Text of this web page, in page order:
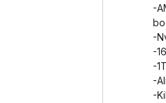
-
-
-
-
-
-